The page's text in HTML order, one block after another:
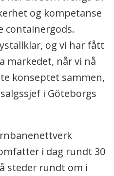
og kompetanse
containergods.
og vi har fått
markedet, når vi nå
konseptet sammen,
i Göteborgs
i dag rundt 30
steder rundt om i